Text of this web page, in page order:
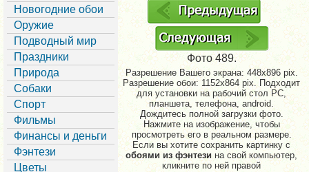
Новогодние обои
Оружие
Подводный мир
Праздники
Природа
Собаки
Спорт
Фильмы
Финансы и деньги
Фэнтези
Цветы
Фото 489.
Разрешение Вашего экрана: 448x896 pix.
Разрешение обои: 1152x864 pix. Подходит
для установки на рабочий стол PC,
планшета, телефона, android.
Дождитесь полной загрузки фото.
Нажмите на изображение, чтобы
просмотреть его в реальном размере.
Если вы хотите сохранить картинку с
обоями из фэнтези на свой компьютер,
кликните по ней правой